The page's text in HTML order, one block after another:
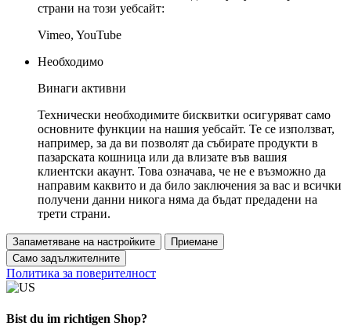
страни на този уебсайт:
Vimeo, YouTube
Необходимо
Винаги активни
Технически необходимите бисквитки осигуряват само
основните функции на нашия уебсайт. Те се използват,
например, за да ви позволят да събирате продукти в
пазарската кошница или да влизате във вашия
клиентски акаунт. Това означава, че не е възможно да
направим каквито и да било заключения за вас и всички
получени данни никога няма да бъдат предадени на
трети страни.
Запаметяване на настройките
Приемане
Само задължителните
Политика за поверителност
Bist du im richtigen Shop?